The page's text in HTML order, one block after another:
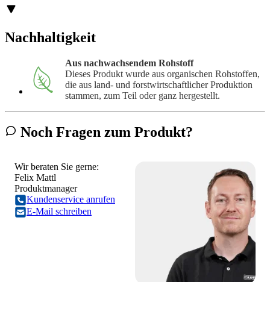
Nachhaltigkeit
Aus nachwachsendem Rohstoff
Dieses Produkt wurde aus organischen Rohstoffen,
die aus land- und forstwirtschaftlicher Produktion
stammen, zum Teil oder ganz hergestellt.
Noch Fragen zum Produkt?
Wir beraten Sie gerne:
Felix Mattl
Produktmanager
Kundenservice anrufen
E-Mail schreiben